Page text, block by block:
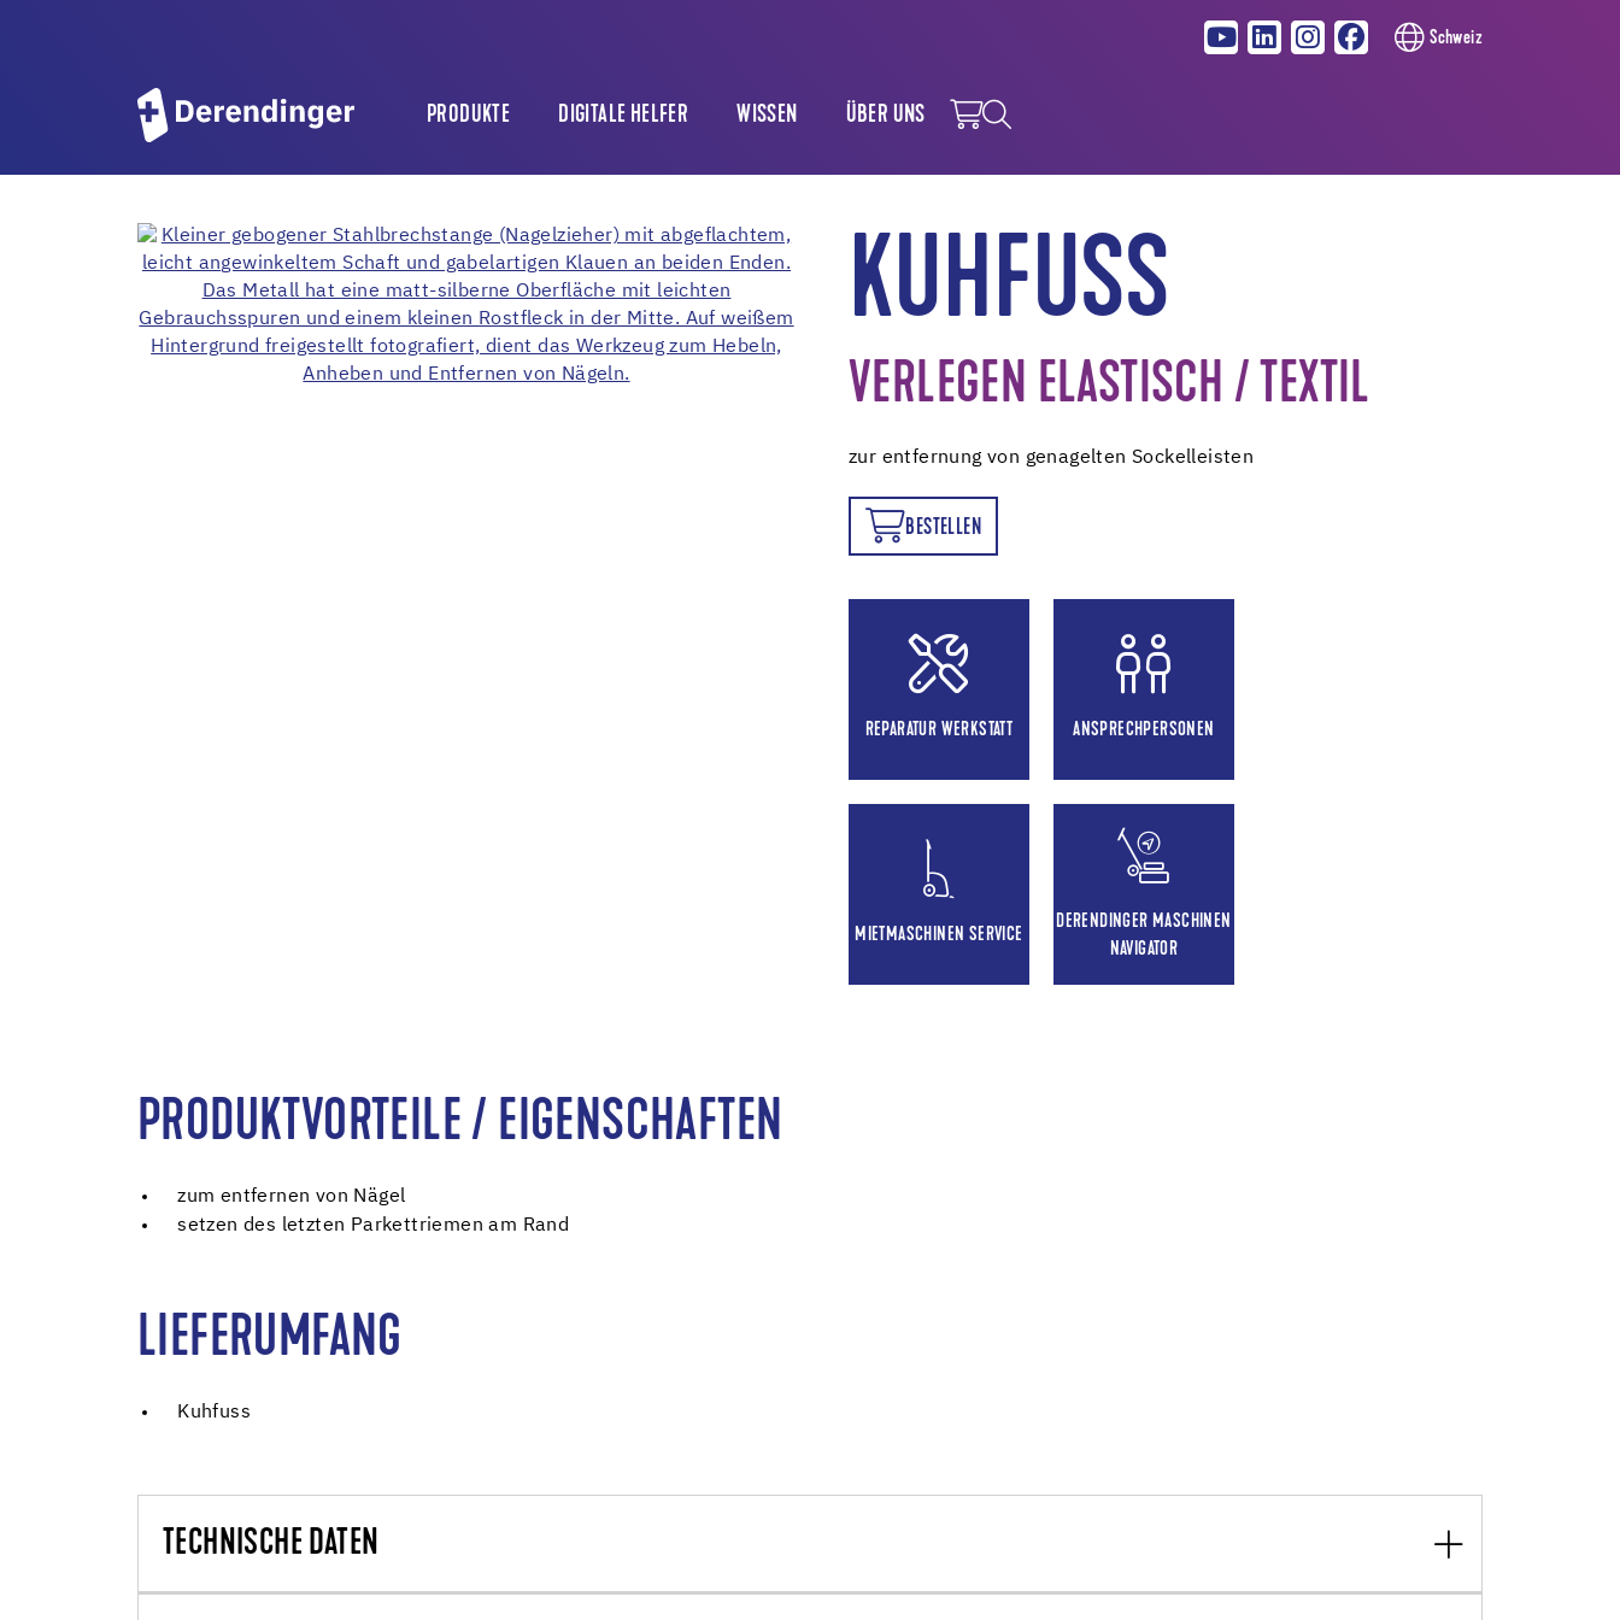
Schweiz
PRODUKTE DIGITALE HELFER WISSEN ÜBER UNS
KUHFUSS
VERLEGEN ELASTISCH / TEXTIL
zur entfernung von genagelten Sockelleisten
BESTELLEN
REPARATUR WERKSTATT ANSPRECHPERSONEN
MIETMASCHINEN SERVICE
DERENDINGER MASCHINEN
NAVIGATOR
PRODUKTVORTEILE / EIGENSCHAFTEN
zum entfernen von Nägel
setzen des letzten Parkettriemen am Rand
LIEFERUMFANG
Kuhfuss
TECHNISCHE DATEN